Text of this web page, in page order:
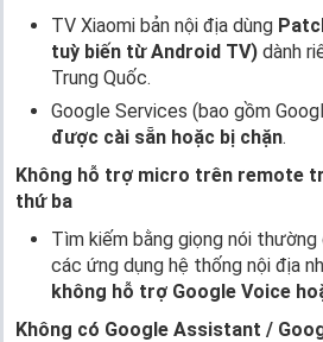
TV Xiaomi bản nội địa dùng
tuỳ biến từ Android TV) dành
Trung Quốc.
Google Services (bao gồm
được cài sẵn hoặc bị chặn.
Không hỗ trợ micro trên remote
thứ ba
Tìm kiếm bằng giọng nói
các ứng dụng hệ thống nội địa
không hỗ trợ Google Voice
Không có Google Assistant /